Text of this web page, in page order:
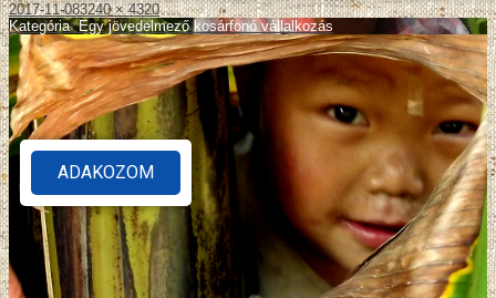
2017-11-083240 × 4320
Kategória:Egy jövedelmező kosárfonó vállalkozás
ADAKOZOM